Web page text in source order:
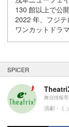
130 館以上で公
2022 年、フジ
ワンカットドラ
SPICER
舞台情報
演劇・ミ